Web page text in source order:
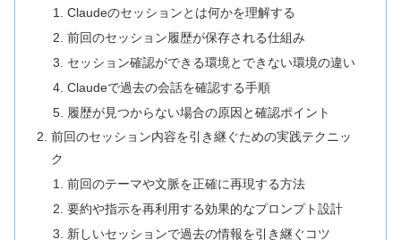
Claudeのセッションとは何かを理解する
前回のセッション履歴が保存される仕組み
セッション確認ができる環境とできない環境の違い
Claudeで過去の会話を確認する手順
履歴が見つからない場合の原因と確認ポイント
前回のセッション内容を引き継ぐための実践テクニッ
ク
前回のテーマや文脈を正確に再現する方法
要約や指示を再利用する効果的なプロンプト設計
新しいセッションで過去の情報を引き継ぐコツ